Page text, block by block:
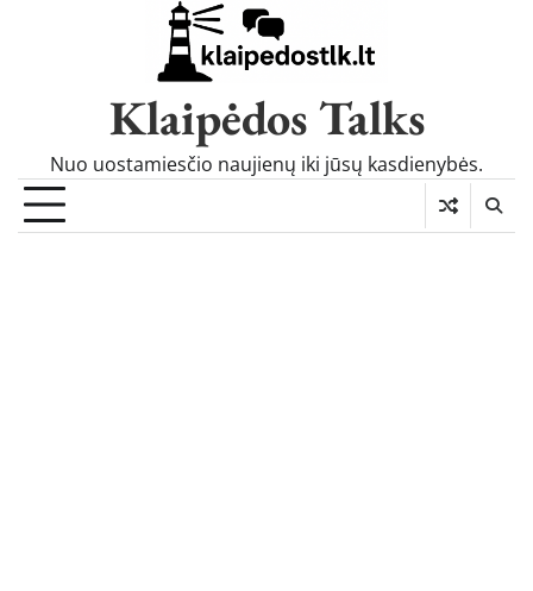
Klaipėdos Talks
Nuo uostamiesčio naujienų iki jūsų kasdienybės.